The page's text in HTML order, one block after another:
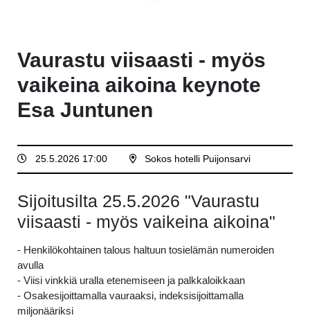
Vaurastu viisaasti - myös
vaikeina aikoina keynote
Esa Juntunen
25.5.2026 17:00 Sokos hotelli Puijonsarvi
Sijoitusilta 25.5.2026 "Vaurastu
viisaasti - myös vaikeina aikoina"
- Henkilökohtainen talous haltuun tosielämän numeroiden
avulla
- Viisi vinkkiä uralla etenemiseen ja palkkaloikkaan
- Osakesijoittamalla vauraaksi, indeksisijoittamalla
miljonääriksi